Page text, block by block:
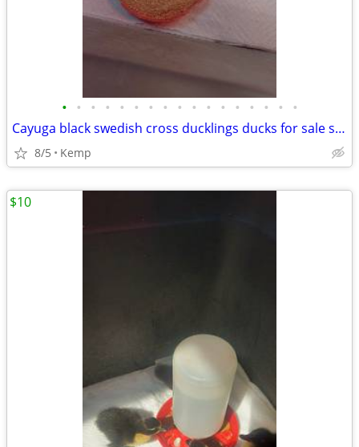
• • • • • • • • • • • • • • • • •
Cayuga black swedish cross ducklings ducks for sale straight run
8/5 Kemp
$10